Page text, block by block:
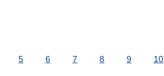
5 6 7 8 9 10